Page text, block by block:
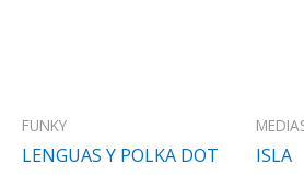
FUNKY
LENGUAS Y POLKA DOT ISLA